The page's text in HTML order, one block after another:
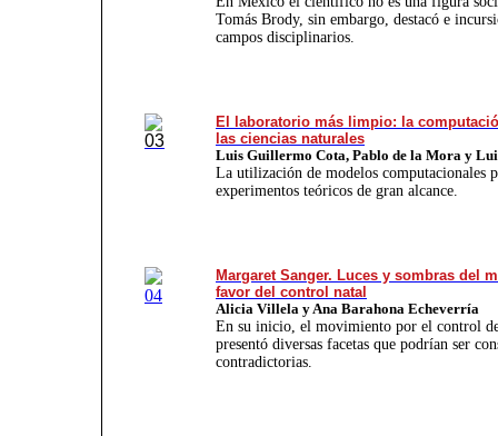
Tomás Brody, sin embargo, destacó e
campos disciplinarios.
El laboratorio más limpio: la
las ciencias naturales
Luis Guillermo Cota, Pablo de la Mora y
La utilización de modelos computacionales
experimentos teóricos de gran alcance.
Margaret Sanger. Luces y sombras del
favor del control natal
Alicia Villela y Ana Barahona Echeverría
En su inicio, el movimien­to por el control
presentó diversas facetas que podrían ser
contradictorias.